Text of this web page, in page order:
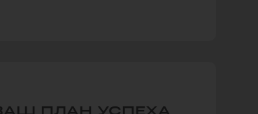
ПЛАН УСПЕХА